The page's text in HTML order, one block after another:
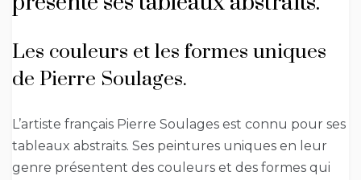
Les couleurs et les formes uniques
de Pierre Soulages.
L’artiste français Pierre Soulages est connu pour ses
tableaux abstraits. Ses peintures uniques en leur
genre présentent des couleurs et des formes qui